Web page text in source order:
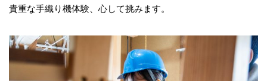
貴重な手織り機体験、心して挑みます。